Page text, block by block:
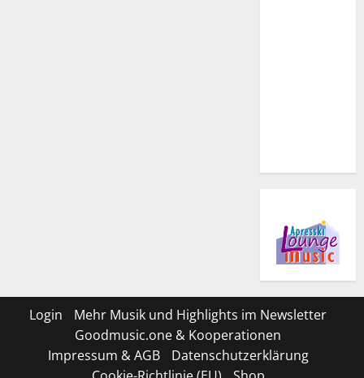
Login
Mehr Musik und Highlights im Newsletter
Goodmusic.one & Kooperationen
Impressum & AGB
Datenschutzerklärung